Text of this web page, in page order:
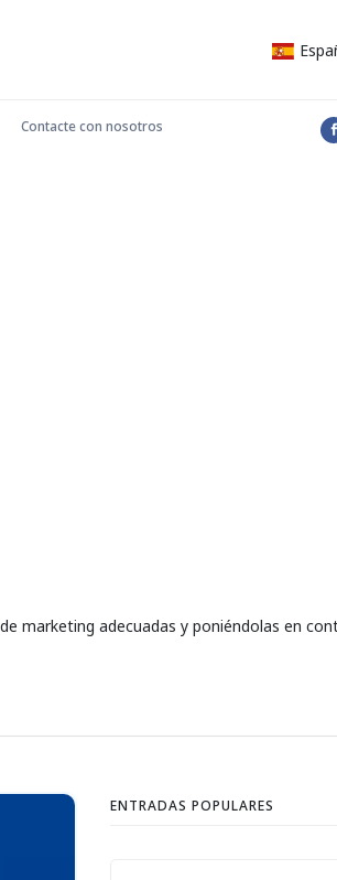
Contacte con nosotros
marketing adecuadas y poniéndolas en
ENTRADAS POPULARES